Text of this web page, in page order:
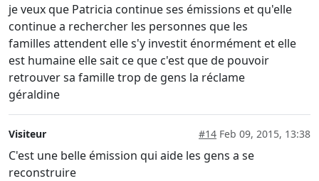
je veux que Patricia continue ses émissions et qu'elle
continue a rechercher les personnes que les
familles attendent elle s'y investit énormément et elle
est humaine elle sait ce que c'est que de pouvoir
retrouver sa famille trop de gens la réclame
géraldine
Visiteur #14 Feb 09, 2015, 13:38
C'est une belle émission qui aide les gens a se
reconstruire